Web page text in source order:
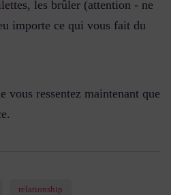
les brûler (attention - ne
importe ce qui vous fait du
vous ressentez maintenant que
relationship